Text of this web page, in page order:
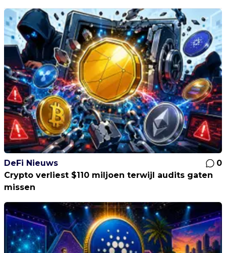
DeFi Nieuws
0
Crypto verliest $110 miljoen terwijl audits gaten
missen